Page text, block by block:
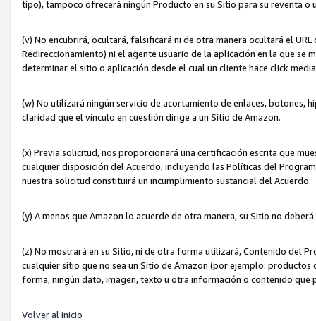
tipo), tampoco ofrecerá ningún Producto en su Sitio para su reventa o
(v) No encubrirá, ocultará, falsificará ni de otra manera ocultará el
Redireccionamiento) ni el agente usuario de la aplicación en la que
determinar el sitio o aplicación desde el cual un cliente hace click
(w) No utilizará ningún servicio de acortamiento de enlaces, botones,
claridad que el vínculo en cuestión dirige a un Sitio de Amazon.
(x) Previa solicitud, nos proporcionará una certificación escrita que
cualquier disposición del Acuerdo, incluyendo las Políticas del
nuestra solicitud constituirá un incumplimiento sustancial del Acuerdo.
(y) A menos que Amazon lo acuerde de otra manera, su Sitio no
(z) No mostrará en su Sitio, ni de otra forma utilizará, Contenido del
cualquier sitio que no sea un Sitio de Amazon (por ejemplo:
forma, ningún dato, imagen, texto u otra información o contenido
Volver al inicio